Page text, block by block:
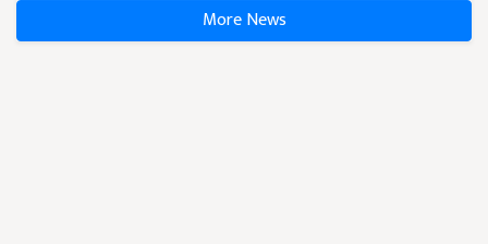
More News